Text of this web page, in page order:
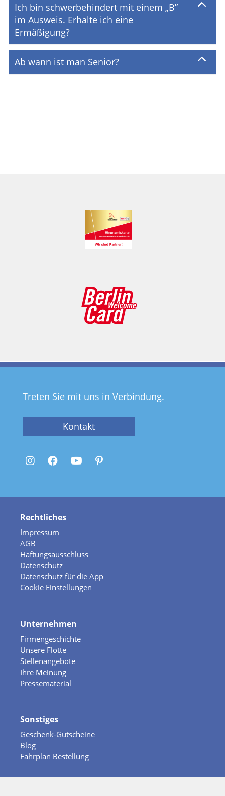
Ich bin schwerbehindert mit einem „B”
im Ausweis. Erhalte ich eine
Ermäßigung?
Ab wann ist man Senior?
Rechtliches
Impressum
AGB
Haftungsausschluss
Datenschutz
Datenschutz für die App
Cookie Einstellungen
Unternehmen
Firmengeschichte
Unsere Flotte
Stellenangebote
Ihre Meinung
Pressematerial
Sonstiges
Geschenk-Gutscheine
Blog
Fahrplan Bestellung
Treten Sie mit uns in Verbindung.
Kontakt